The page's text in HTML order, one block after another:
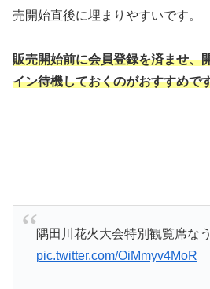
売開始直後に埋まりやすいです。
販売開始前に会員登録を済ませ、
イン待機しておくのがおすすめで
隅田川花火大会特別観覧席な
pic.twitter.com/OiMmyv4MoR